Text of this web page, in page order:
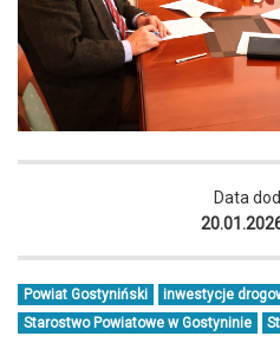
Data
Powiat Gostyniński inwestycje
Starostwo Powiatowe w Gostyninie